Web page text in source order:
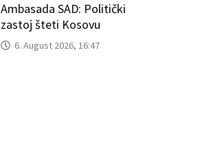
Ambasada SAD: Politički
zastoj šteti Kosovu
6. August 2026, 16:47